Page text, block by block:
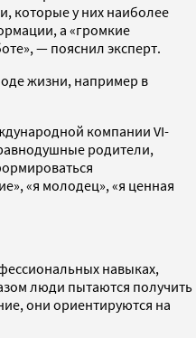
которые у них наиболее
а «громкие
— пояснил эксперт.
жизни, например в
компании VI-
родители,
«я молодец», «я ценная
навыках,
люди пытаются получить
они ориентируются на